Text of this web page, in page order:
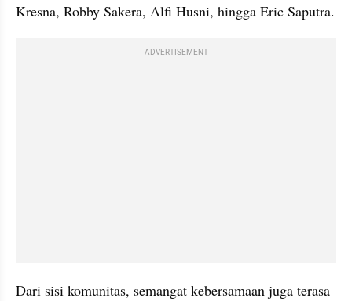
Kresna, Robby Sakera, Alfi Husni, hingga Eric Saputra.
ADVERTISEMENT
Dari sisi komunitas, semangat kebersamaan juga terasa